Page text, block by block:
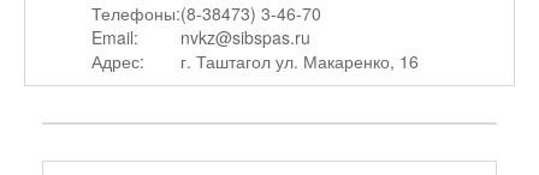
Телефоны:(8-38473) 3-46-70
Email:
nvkz@sibspas.ru
Адрес:
г. Таштагол ул. Макаренко, 16